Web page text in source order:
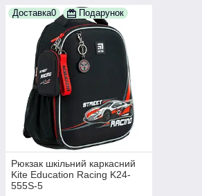
Доставка0 Подарунок
Рюкзак шкільний каркасний
Kite Education Racing K24-
555S-5